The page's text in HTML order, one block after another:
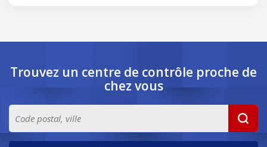
Trouvez un centre de contrôle proche de
chez vous